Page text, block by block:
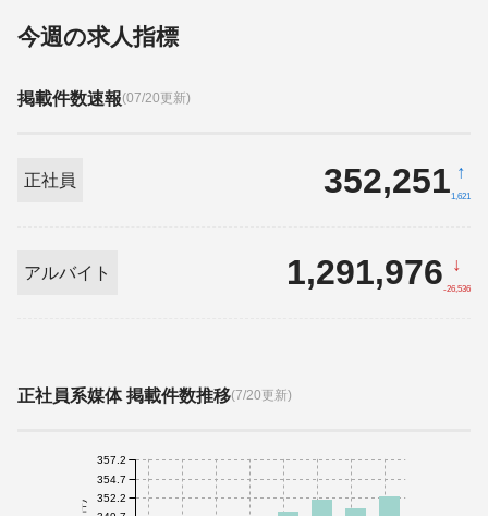
今週の求人指標
掲載件数速報(07/20更新)
正社員 352,251 ↑
1,621
アルバイト 1,291,976 ↓
-26,536
正社員系媒体 掲載件数推移(7/20更新)
352.2
354.7
357.2